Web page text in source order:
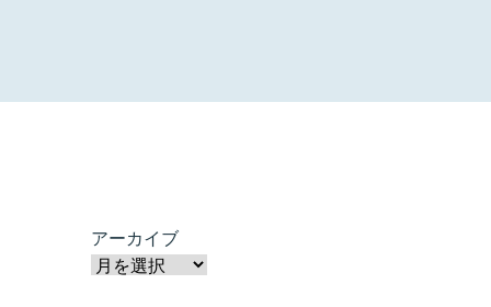
アーカイブ